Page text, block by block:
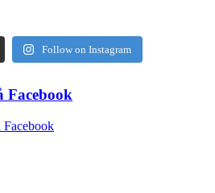
Follow on Instagram
Facebook
Facebook